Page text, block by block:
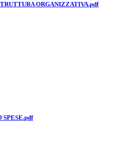
ORGANIZZATIVA.pdf